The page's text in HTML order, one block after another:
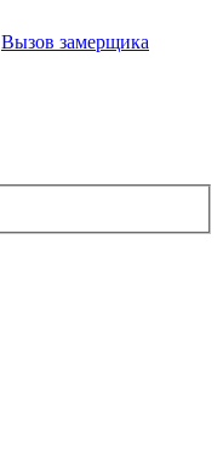
Вызов замерщика